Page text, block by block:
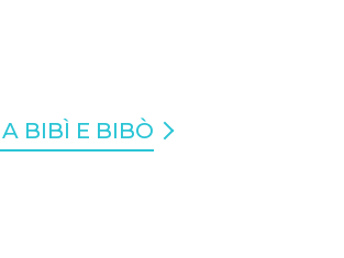
BIBÌ E BIBÒ